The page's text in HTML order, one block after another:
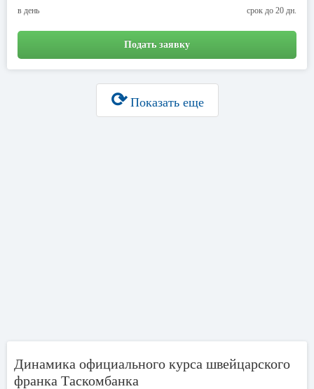
в день срок до 20 дн.
Подать заявку
⟳Показать еще
Динамика официального курса швейцарского
франка Таскомбанка